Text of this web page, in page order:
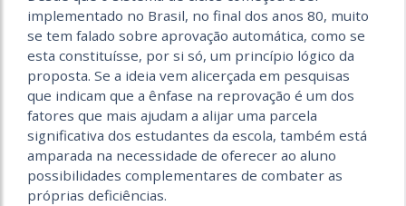
implementado no Brasil, no final dos anos 80, muito
se tem falado sobre aprovação automática, como se
esta constituísse, por si só, um princípio lógico da
proposta. Se a ideia vem alicerçada em pesquisas
que indicam que a ênfase na reprovação é um dos
fatores que mais ajudam a alijar uma parcela
significativa dos estudantes da escola, também está
amparada na necessidade de oferecer ao aluno
possibilidades complementares de combater as
próprias deficiências.